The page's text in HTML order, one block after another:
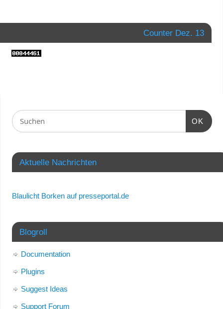
Counter Dez. 13
OK
Aktuelle Nachrichten
Blaulicht Borken auf presseportal.de
Blogroll
Documentation
Plugins
Suggest Ideas
Support Forum